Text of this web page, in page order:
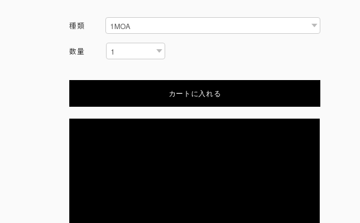
種類
数量
カートに入れる